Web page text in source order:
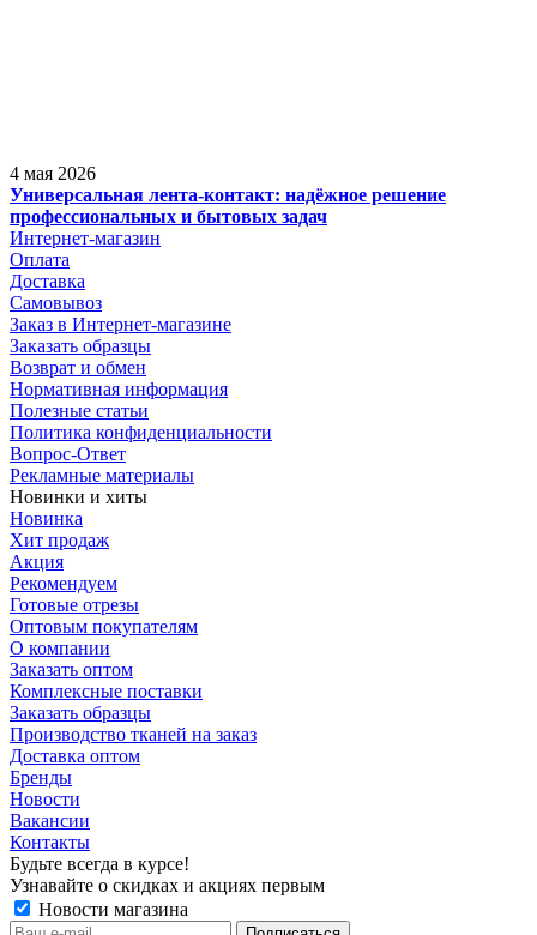
4 мая 2026
Универсальная лента-контакт: надёжное решение
профессиональных и бытовых задач
Интернет-магазин
Оплата
Доставка
Самовывоз
Заказ в Интернет-магазине
Заказать образцы
Возврат и обмен
Нормативная информация
Полезные статьи
Политика конфиденциальности
Вопрос-Ответ
Рекламные материалы
Новинки и хиты
Новинка
Хит продаж
Акция
Рекомендуем
Готовые отрезы
Оптовым покупателям
О компании
Заказать оптом
Комплексные поставки
Заказать образцы
Производство тканей на заказ
Доставка оптом
Бренды
Новости
Вакансии
Контакты
Будьте всегда в курсе!
Узнавайте о скидках и акциях первым
Новости магазина